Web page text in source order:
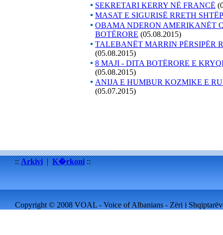
SEKRETARI KERRY NË FRANCË
MASAT E SIGURISË RRETH
OBAMA NDERON AMERIKANËT
BOTËRORE (05.08.2015)
TALEBANËT MARRIN PËRSIPËR
(05.08.2015)
8 MAJI - DITA BOTËRORE E
(05.08.2015)
ANIJA E HUMBUR KOZMIKE E
(05.07.2015)
:: Arkivi | K�rkoni ::
Copyright © 2008 VOAL - Voice of Albanians - Zëri i